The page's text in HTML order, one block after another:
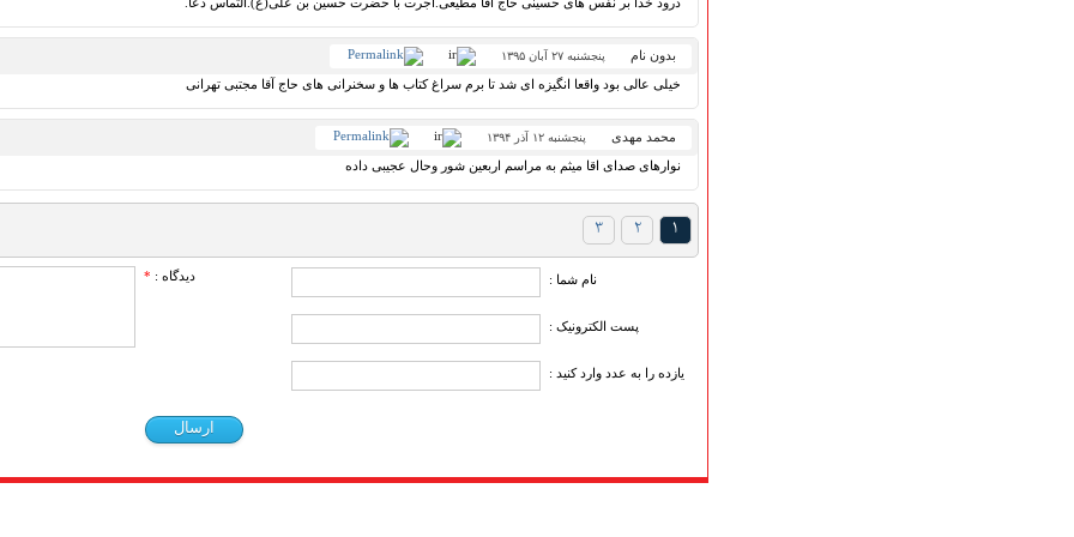
بدون نام پنجشنبه ۲۷ آبان ۱۳۹۵
خیلی عالی بود واقعا انگیزه ای شد تا برم سراغ کتاب ها و سخنرانی های حاج آقا مجتبی تهرانی
محمد مهدی پنجشنبه ۱۲ آذر ۱۳۹۴
نوارهای صدای اقا میثم به مراسم اربعین شور وحال عجیبی داده
۱ ۲ ۳
نام شما :
پست الکترونیک :
یازده را به عدد وارد کنید :
دیدگاه : *